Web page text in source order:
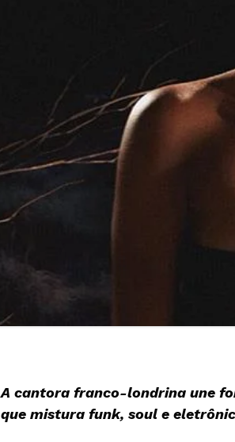
A cantora franco-londrina une
que mistura funk, soul e